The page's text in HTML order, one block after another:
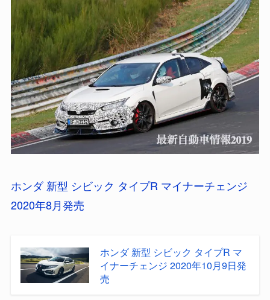
ホンダ 新型 シビック タイプR マイナーチェンジ
2020年8月発売
ホンダ 新型 シビック タイプR マ
イナーチェンジ 2020年10月9日発
売